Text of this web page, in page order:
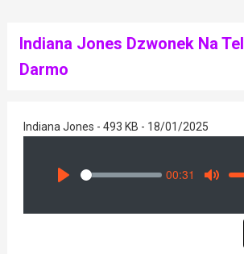
Indiana Jones Dzwonek Na
Darmo
Indiana Jones - 493 KB - 18/01/2025
Seek
00:31